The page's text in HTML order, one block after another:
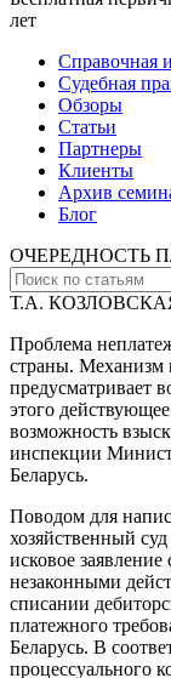
лет
Справочная
Судебная
Обзоры
Статьи
Партнеры
Клиенты
Архив
Блог
ОЧЕРЕДНОСТЬ
Т.А.
Проблема
страны. Механизм
предусматривает
этого
возможность
инспекции
Беларусь.
Поводом для
хозяйственный
исковое
незаконными
списании
платежного
Беларусь. В
процессуального